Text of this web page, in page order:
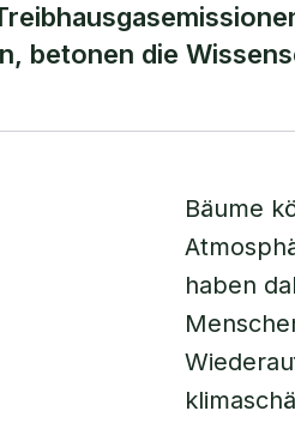
betonen die
Bäume
haben